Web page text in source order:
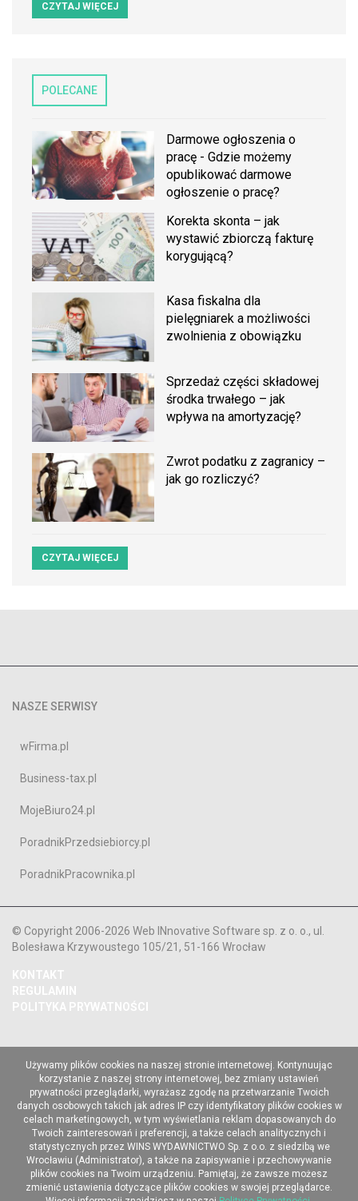
CZYTAJ WIĘCEJ
POLECANE
Darmowe ogłoszenia o
pracę - Gdzie możemy
opublikować darmowe
ogłoszenie o pracę?
Korekta skonta – jak
wystawić zbiorczą fakturę
korygującą?
Kasa fiskalna dla
pielęgniarek a możliwości
zwolnienia z obowiązku
Sprzedaż części składowej
środka trwałego – jak
wpływa na amortyzację?
Zwrot podatku z zagranicy –
jak go rozliczyć?
CZYTAJ WIĘCEJ
NASZE SERWISY
wFirma.pl
Business-tax.pl
MojeBiuro24.pl
PoradnikPrzedsiebiorcy.pl
PoradnikPracownika.pl
© Copyright 2006-2026 Web INnovative Software sp. z o. o., ul.
Bolesława Krzywoustego 105/21, 51-166 Wrocław
KONTAKT
REGULAMIN
POLITYKA PRYWATNOŚCI
Używamy plików cookies na naszej stronie internetowej. Kontynuując
korzystanie z naszej strony internetowej, bez zmiany ustawień
prywatności przeglądarki, wyrażasz zgodę na przetwarzanie Twoich
danych osobowych takich jak adres IP czy identyfikatory plików cookies w
celach marketingowych, w tym wyświetlania reklam dopasowanych do
Twoich zainteresowań i preferencji, a także celach analitycznych i
statystycznych przez WINS WYDAWNICTWO Sp. z o.o. z siedzibą we
Wrocławiu (Administrator), a także na zapisywanie i przechowywanie
plików cookies na Twoim urządzeniu. Pamiętaj, że zawsze możesz
zmienić ustawienia dotyczące plików cookies w swojej przeglądarce.